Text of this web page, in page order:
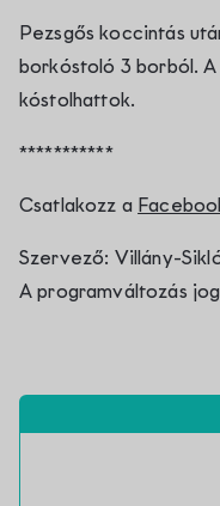
Pezsgős koccintás
borkóstoló 3 borból.
kóstolhattok.
***********
Csatlakozz a
Szervező: Villány-
A programváltozás